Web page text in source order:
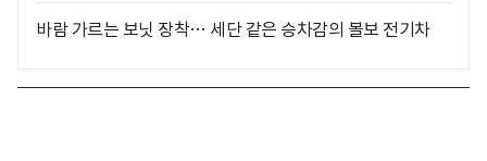
바람 가르는 보닛 장착… 세단 같은 승차감의 볼보 전기차